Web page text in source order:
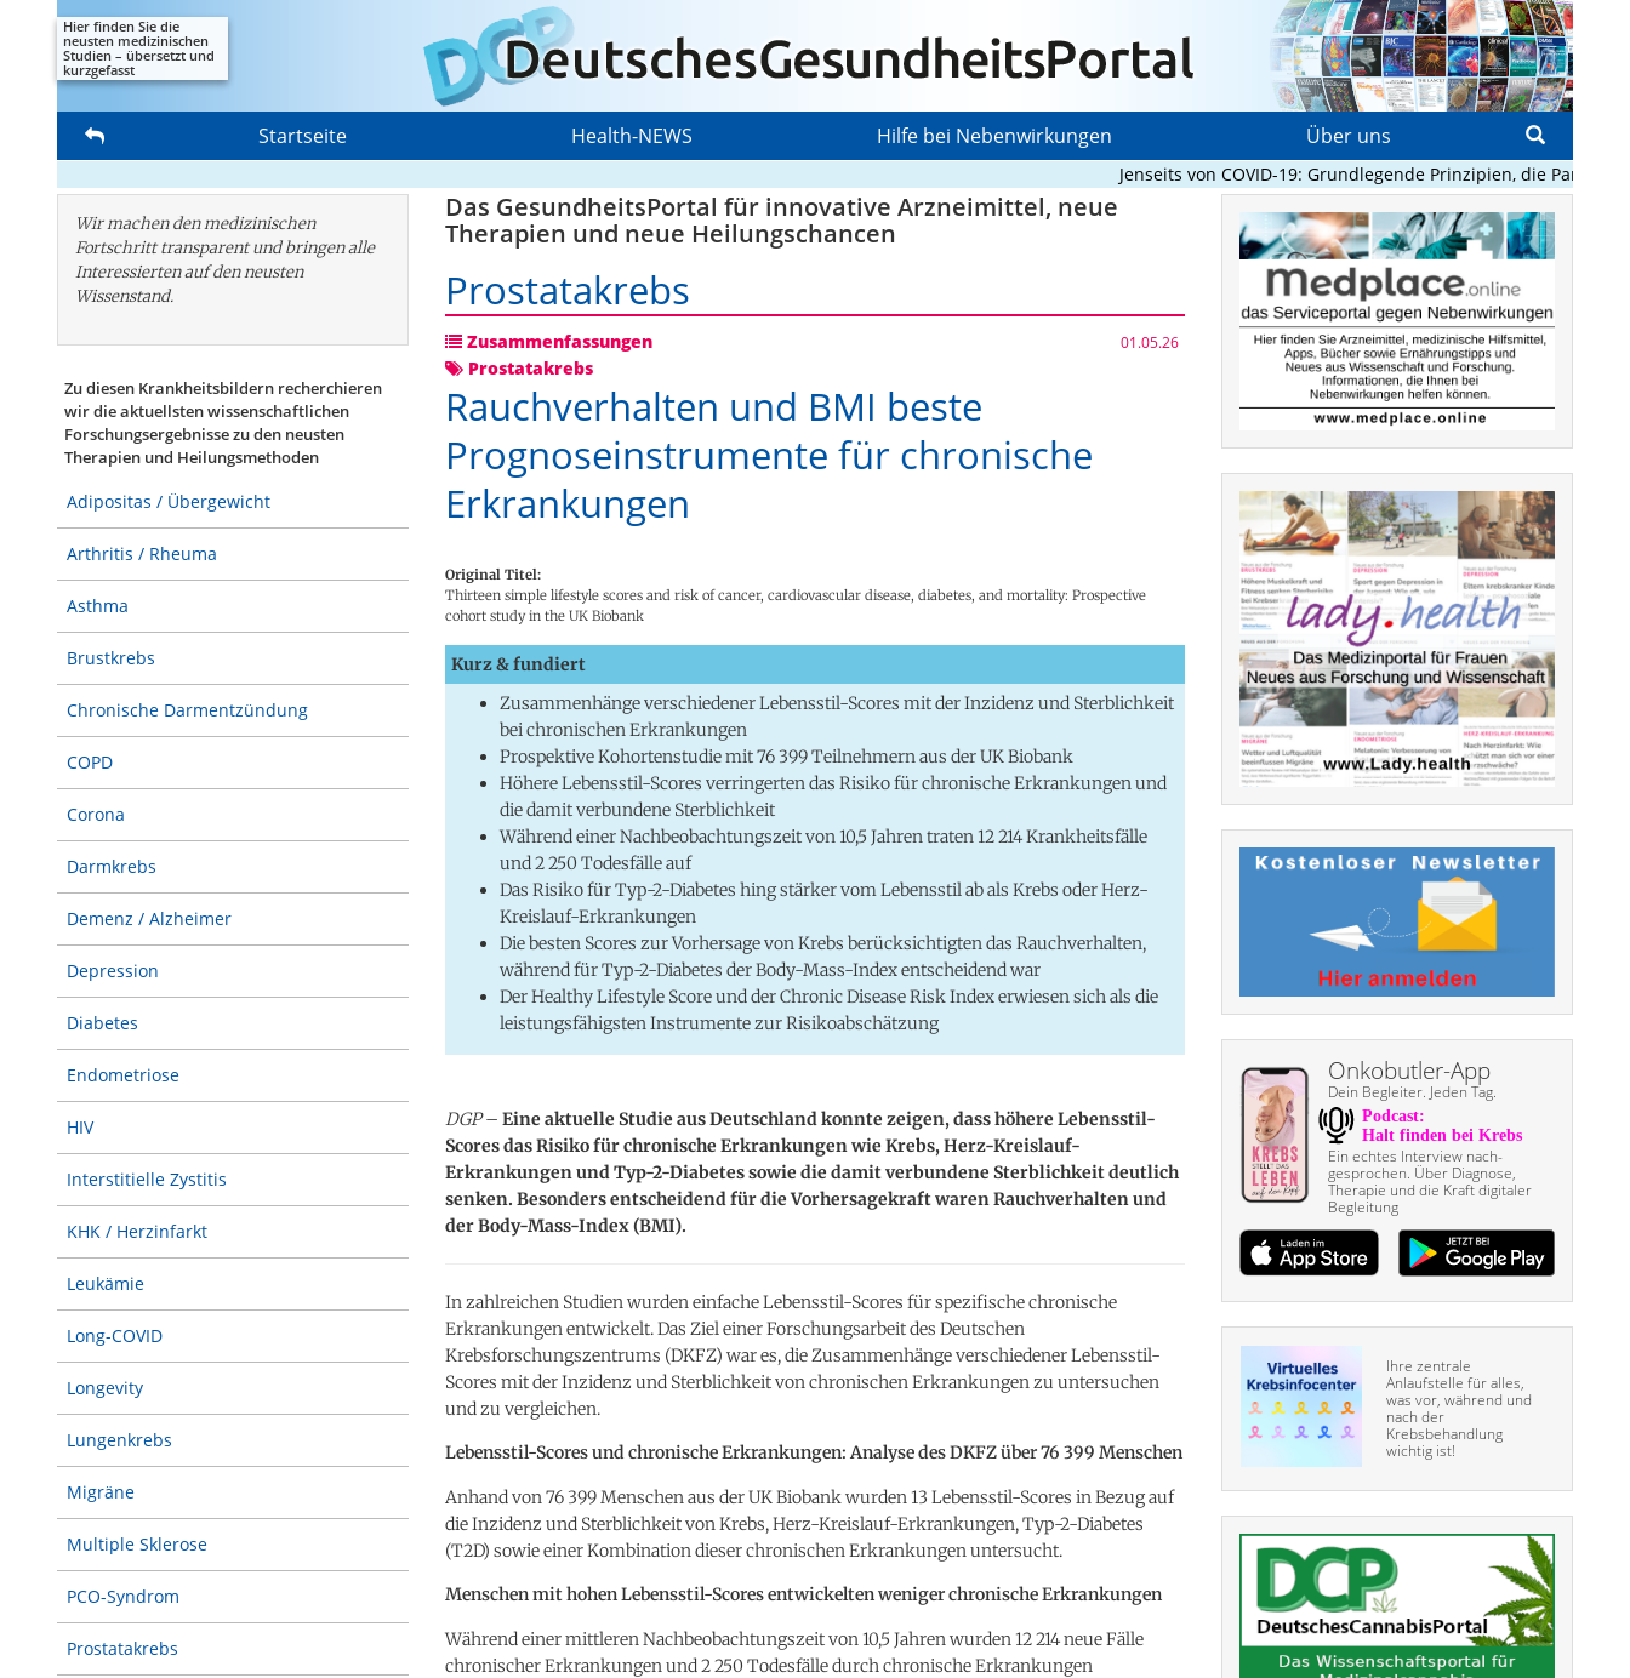
Hier finden Sie die
neusten medizinischen
Studien – übersetzt und
kurzgefasst
Startseite Health-NEWS Hilfe bei Nebenwirkungen Über uns
Jenseits von COVID-19: Grundlegende Prinzipien, die Pandemien
Wir machen den medizinischen
Fortschritt transparent und bringen alle
Interessierten auf den neusten
Wissenstand.
Zu diesen Krankheitsbildern recherchieren
wir die aktuellsten wissenschaftlichen
Forschungs­ergebnisse zu den neusten
Therapien und Heilungsmethoden
Adipositas / Übergewicht
Arthritis / Rheuma
Asthma
Brustkrebs
Chronische Darmentzündung
COPD
Corona
Darmkrebs
Demenz / Alzheimer
Depression
Diabetes
Endometriose
HIV
Interstitielle Zystitis
KHK / Herzinfarkt
Leukämie
Long-COVID
Longevity
Lungenkrebs
Migräne
Multiple Sklerose
PCO-Syndrom
Prostatakrebs
Das GesundheitsPortal für innovative Arzneimittel, neue
Therapien und neue Heilungschancen
Prostatakrebs
Zusammenfassungen 01.05.26
Prostatakrebs
Rauchverhalten und BMI beste
Prognoseinstrumente für chronische
Erkrankungen
Original Titel:
Thirteen simple lifestyle scores and risk of cancer, cardiovascular disease, diabetes, and mortality: Prospective
cohort study in the UK Biobank
Kurz & fundiert
Zusammenhänge verschiedener Lebensstil-Scores mit der Inzidenz und Sterblichkeit
bei chronischen Erkrankungen
Prospektive Kohortenstudie mit 76 399 Teilnehmern aus der UK Biobank
Höhere Lebensstil-Scores verringerten das Risiko für chronische Erkrankungen und
die damit verbundene Sterblichkeit
Während einer Nachbeobachtungszeit von 10,5 Jahren traten 12 214 Krankheitsfälle
und 2 250 Todesfälle auf
Das Risiko für Typ-2-Diabetes hing stärker vom Lebensstil ab als Krebs oder Herz-
Kreislauf-Erkrankungen
Die besten Scores zur Vorhersage von Krebs berücksichtigten das Rauchverhalten,
während für Typ-2-Diabetes der Body-Mass-Index entscheidend war
Der Healthy Lifestyle Score und der Chronic Disease Risk Index erwiesen sich als die
leistungsfähigsten Instrumente zur Risikoabschätzung
DGP– Eine aktuelle Studie aus Deutschland konnte zeigen, dass höhere Lebensstil-
Scores das Risiko für chronische Erkrankungen wie Krebs, Herz-Kreislauf-
Erkrankungen und Typ-2-Diabetes sowie die damit verbundene Sterblichkeit deutlich
senken. Besonders entscheidend für die Vorhersagekraft waren Rauchverhalten und
der Body-Mass-Index (BMI).
In zahlreichen Studien wurden einfache Lebensstil-Scores für spezifische chronische
Erkrankungen entwickelt. Das Ziel einer Forschungsarbeit des Deutschen
Krebsforschungszentrums (DKFZ) war es, die Zusammenhänge verschiedener Lebensstil-
Scores mit der Inzidenz und Sterblichkeit von chronischen Erkrankungen zu untersuchen
und zu vergleichen.
Lebensstil-Scores und chronische Erkrankungen: Analyse des DKFZ über 76 399 Menschen
Anhand von 76 399 Menschen aus der UK Biobank wurden 13 Lebensstil-Scores in Bezug auf
die Inzidenz und Sterblichkeit von Krebs, Herz-Kreislauf-Erkrankungen, Typ-2-Diabetes
(T2D) sowie einer Kombination dieser chronischen Erkrankungen untersucht.
Menschen mit hohen Lebensstil-Scores entwickelten weniger chronische Erkrankungen
Während einer mittleren Nachbeobachtungszeit von 10,5 Jahren wurden 12 214 neue Fälle
chronischer Erkrankungen und 2 250 Todesfälle durch chronische Erkrankungen
Onkobutler-App
Dein Begleiter. Jeden Tag.
Ein echtes Interview nach­
gesprochen. Über Diagnose,
Therapie und die Kraft digitaler
Begleitung
Ihre zentrale
Anlaufstelle für alles,
was vor, während und
nach der
Krebsbehandlung
wichtig ist!